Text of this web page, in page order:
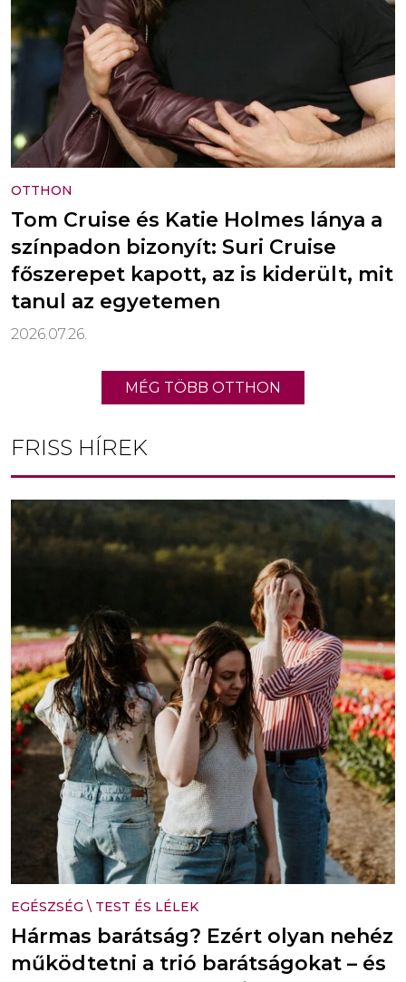
OTTHON
Tom Cruise és Katie Holmes lánya a
színpadon bizonyít: Suri Cruise
főszerepet kapott, az is kiderült, mit
tanul az egyetemen
2026.07.26.
MÉG TÖBB OTTHON
FRISS HÍREK
EGÉSZSÉG \ TEST ÉS LÉLEK
Hármas barátság? Ezért olyan nehéz
működtetni a trió barátságokat – és